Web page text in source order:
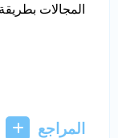
المجالات
المراجع